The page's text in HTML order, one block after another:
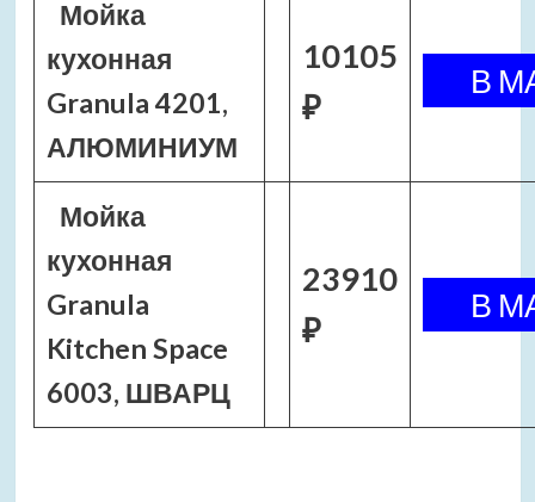
Мойка
кухонная
Granula 4201,
АЛЮМИНИУМ
10105
₽
Мойка
кухонная
Granula
Kitchen Space
6003, ШВАРЦ
23910
₽